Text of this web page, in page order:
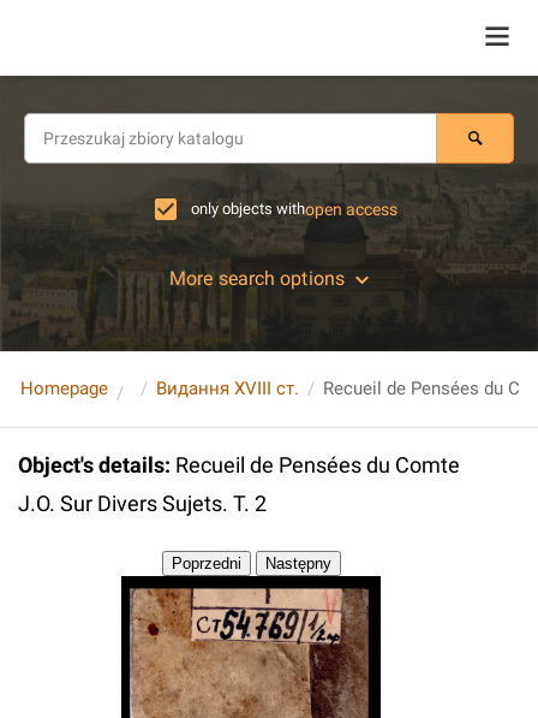
only objects withopen access
More search options
Homepage Видання XVIII ст.
Object's details: Recueil de Pensées du Comte
J.O. Sur Divers Sujets. T. 2